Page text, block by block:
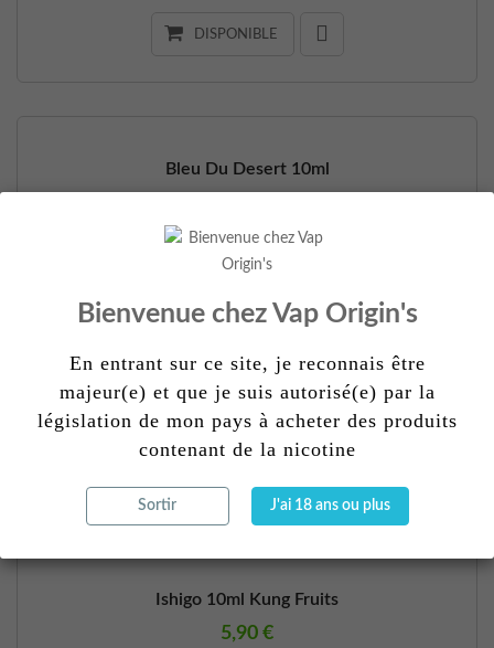
DISPONIBLE
Bleu Du Desert 10ml
Sironade Pamplemo 10ml...
5,90 €
Ishigo 10ml Kung Fruits
5,90 €
Bienvenue chez Vap Origin's
En entrant sur ce site, je reconnais être
majeur(e) et que je suis autorisé(e) par la
législation de mon pays à acheter des produits
contenant de la nicotine
Sortir J'ai 18 ans ou plus